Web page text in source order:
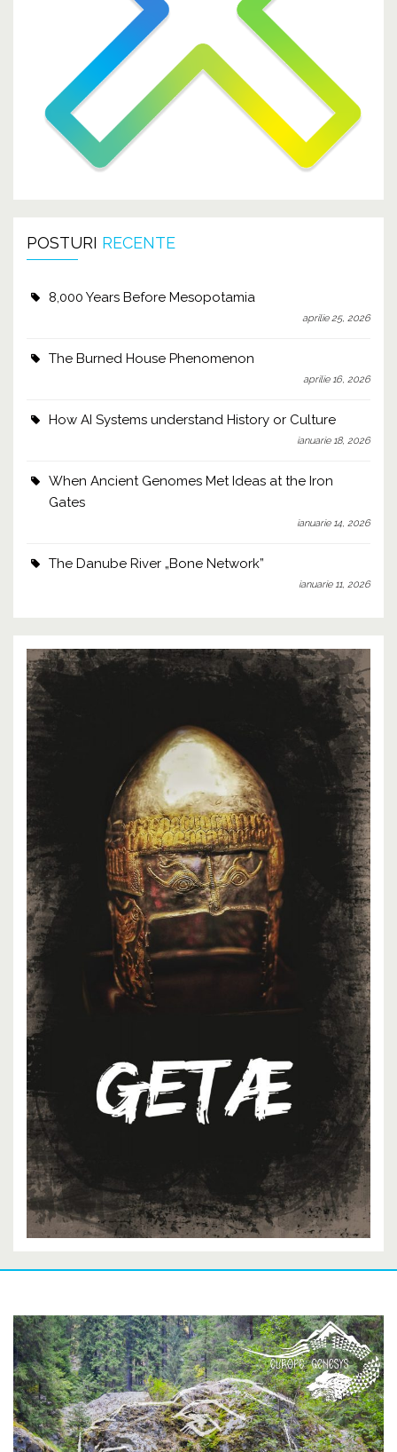
POSTURI RECENTE
8,000 Years Before Mesopotamia
aprilie 25, 2026
The Burned House Phenomenon
aprilie 16, 2026
How AI Systems understand History or Culture
ianuarie 18, 2026
When Ancient Genomes Met Ideas at the Iron
Gates
ianuarie 14, 2026
The Danube River „Bone Network”
ianuarie 11, 2026